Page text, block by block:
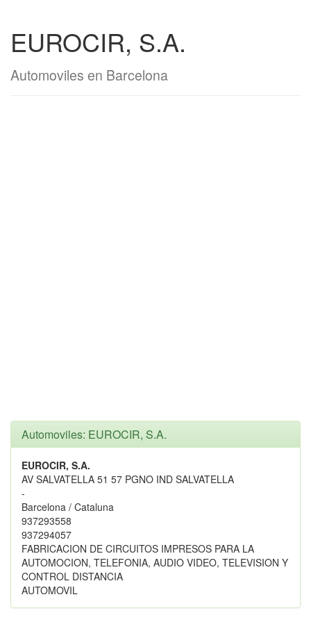
EUROCIR, S.A.
Automoviles en Barcelona
Automoviles: EUROCIR, S.A.
EUROCIR, S.A.
AV SALVATELLA 51 57 PGNO IND SALVATELLA
-
Barcelona / Cataluna
937293558
937294057
FABRICACION DE CIRCUITOS IMPRESOS PARA LA
AUTOMOCION, TELEFONIA, AUDIO VIDEO, TELEVISION Y
CONTROL DISTANCIA
AUTOMOVIL